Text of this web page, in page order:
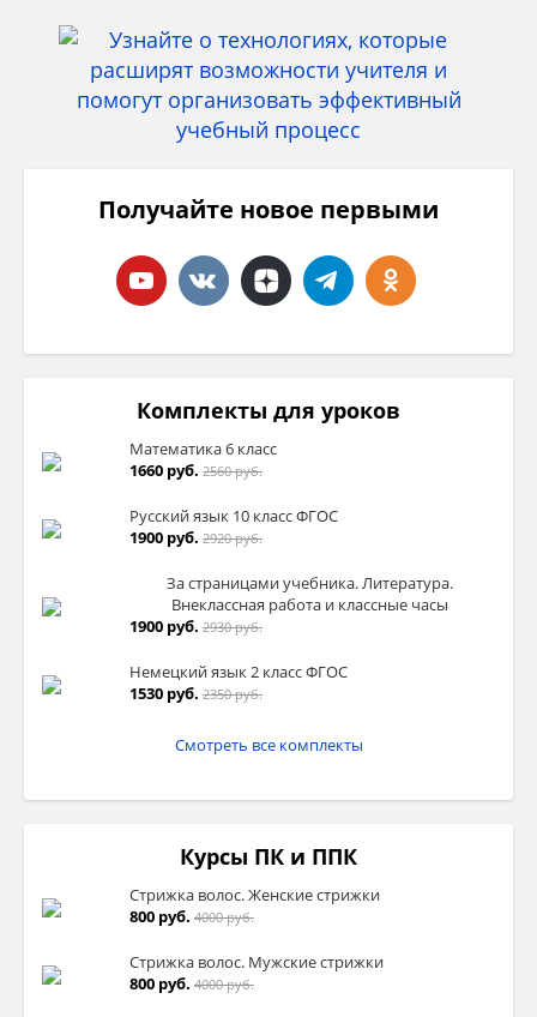
Получайте новое первыми
Комплекты для уроков
Математика 6 класс
1660 руб. 2560 руб.
Русский язык 10 класс ФГОС
1900 руб. 2920 руб.
За страницами учебника. Литература.
Внеклассная работа и классные часы
1900 руб. 2930 руб.
Немецкий язык 2 класс ФГОС
1530 руб. 2350 руб.
Смотреть все комплекты
Курсы ПК и ППК
Стрижка волос. Женские стрижки
800 руб. 4000 руб.
Стрижка волос. Мужские стрижки
800 руб. 4000 руб.